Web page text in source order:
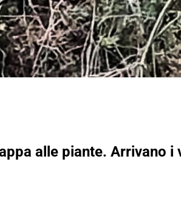
alle piante. Arrivano